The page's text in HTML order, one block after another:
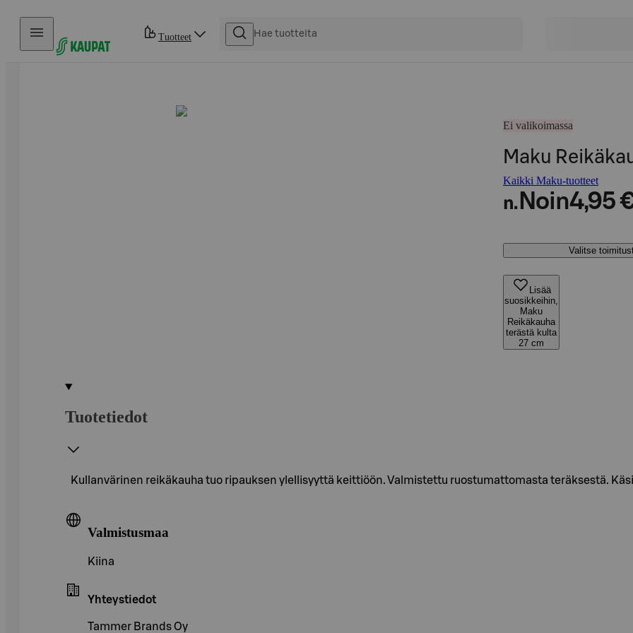
Hyppää sisältöön
Tuotteet
Ei valikoimassa
Maku
Kaikki Maku-tuotteet
n. Noin4,95
Valitse
Lisää
suosikkeihin,
Maku
Reikäkauha
terästä kulta
27 cm
Tuotetiedot
Kullanvärinen reikäkauha tuo ripauksen ylellisyyttä keittiöön. Valmistettu ruostumattomasta teräksestä.
Valmistusmaa
Kiina
Yhteystiedot
Tammer Brands Oy